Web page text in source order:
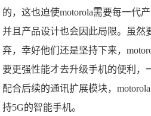
的，这也迫使motorola需要每一代
并且产品设计也会因此局限。虽然
弃，幸好他们还是坚持下来，
要更强性能才去升级手机的便利，
配合后续的通讯扩展模块，
持5G的智能手机。